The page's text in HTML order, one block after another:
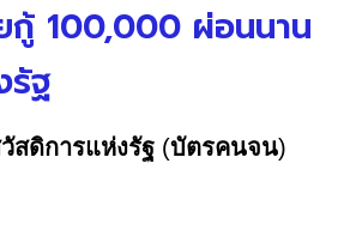
กู้ 100,000 ผ่อนนาน
รัฐ
สดิการแห่งรัฐ (บัตรคนจน)